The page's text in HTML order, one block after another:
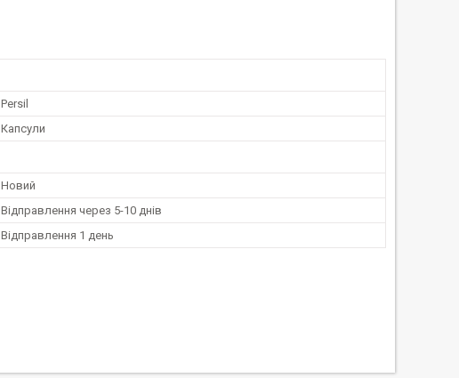
Persil
Капсули
Новий
Відправлення через 5-10 днів
Відправлення 1 день